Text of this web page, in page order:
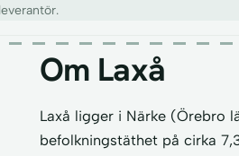
Om Laxå
Laxå ligger i Närke (Örebro
befolkningstäthet på cirka